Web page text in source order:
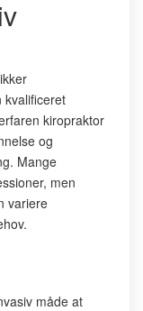
kvalificeret
kiropraktor
og
Mange
men
variere
måde at